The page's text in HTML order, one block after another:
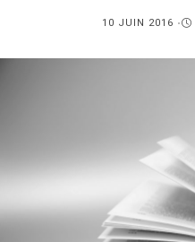
PUBLIÉ
10 JUIN 2016